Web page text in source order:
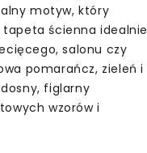
motyw, który
ścienna idealnie
salonu czy
pomarańcz, zieleń i
figlarny
wzorów i